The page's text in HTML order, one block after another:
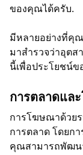
ของคุณได้ครับ.
มีหลายอย่างที่คุณ
มาสำรวจว่าอุตส
นี้เพื่อประโยชน์ข
การตลาดแล
การโฆษณาด้วยร
การตลาด โดยก
คุณสามารถพัฒน